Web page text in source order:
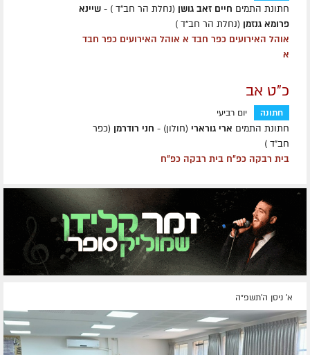
חתונת התמים חיים זאב גושן (נחלת הר חב"ד ) - שיינא
פרומא גנזמן (נחלת הר חב"ד )
אוהל האירועים כפר חבד א אוהל האירועים כפר חבד
א
כ"ט אב
חתונה יום רביעי
חתונת התמים ארי גורארי (חולון) - חני רודרמן (כפר
חב״ד )
בית רבקה כפ״ח בית רבקה כפ״ח
א' ניסן ה׳תשפ״ה